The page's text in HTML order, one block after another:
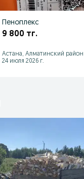
Пеноплекс
9 800 тг.
Астана, Алматинский район
24 июля 2026 г.